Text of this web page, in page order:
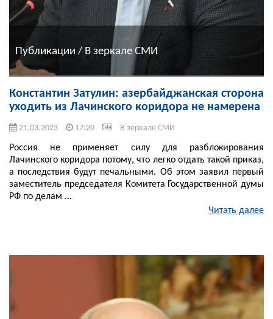
Публикации / В зеркале СМИ
Константин Затулин: азербайджанская сторона
уходить из Лачинского коридора не намерена
21.03.2023 17:20 В зеркале СМИ
Россия не применяет силу для разблокирования
Лачинского коридора потому, что легко отдать такой приказ,
а последствия будут печальными. Об этом заявил первый
заместитель председателя Комитета Государственной думы
РФ по делам ...
Читать далее